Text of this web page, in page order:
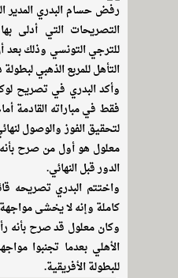
رفض حسام البدري المدير
التصريحات التي أدلى
للترجي التونسي وذلك بعد
التأهل للمربع الذهبي
وأكد البدري في تصريح
فقط في مباراته القادمة
لتحقيق الفوز والوصول
معلول هو أول من صرح
الدور قبل النهائي.
واختتم البدري تصريحه
كاملة وإنه لا يخشى
وكان معلول قد صرح بأنه
الأهلي بعدما تجنبوا
للبطولة الأفريقية.